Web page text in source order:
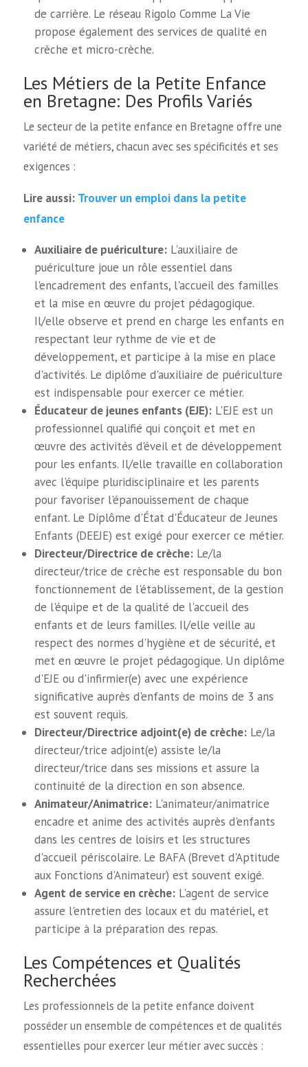
de carrière. Le réseau Rigolo Comme La Vie
propose également des services de qualité en
crèche et micro-crèche.
Les Métiers de la Petite Enfance
en Bretagne: Des Profils Variés
Le secteur de la petite enfance en Bretagne offre une
variété de métiers, chacun avec ses spécificités et ses
exigences :
Lire aussi: Trouver un emploi dans la petite
enfance
Auxiliaire de puériculture: L'auxiliaire de
puériculture joue un rôle essentiel dans
l'encadrement des enfants, l'accueil des familles
et la mise en œuvre du projet pédagogique.
Il/elle observe et prend en charge les enfants en
respectant leur rythme de vie et de
développement, et participe à la mise en place
d'activités. Le diplôme d'auxiliaire de puériculture
est indispensable pour exercer ce métier.
Éducateur de jeunes enfants (EJE): L'EJE est un
professionnel qualifié qui conçoit et met en
œuvre des activités d'éveil et de développement
pour les enfants. Il/elle travaille en collaboration
avec l'équipe pluridisciplinaire et les parents
pour favoriser l'épanouissement de chaque
enfant. Le Diplôme d'État d'Éducateur de Jeunes
Enfants (DEEJE) est exigé pour exercer ce métier.
Directeur/Directrice de crèche: Le/la
directeur/trice de crèche est responsable du bon
fonctionnement de l'établissement, de la gestion
de l'équipe et de la qualité de l'accueil des
enfants et de leurs familles. Il/elle veille au
respect des normes d'hygiène et de sécurité, et
met en œuvre le projet pédagogique. Un diplôme
d'EJE ou d'infirmier(e) avec une expérience
significative auprès d'enfants de moins de 3 ans
est souvent requis.
Directeur/Directrice adjoint(e) de crèche: Le/la
directeur/trice adjoint(e) assiste le/la
directeur/trice dans ses missions et assure la
continuité de la direction en son absence.
Animateur/Animatrice: L'animateur/animatrice
encadre et anime des activités auprès d'enfants
dans les centres de loisirs et les structures
d'accueil périscolaire. Le BAFA (Brevet d'Aptitude
aux Fonctions d'Animateur) est souvent exigé.
Agent de service en crèche: L'agent de service
assure l'entretien des locaux et du matériel, et
participe à la préparation des repas.
Les Compétences et Qualités
Recherchées
Les professionnels de la petite enfance doivent
posséder un ensemble de compétences et de qualités
essentielles pour exercer leur métier avec succès :